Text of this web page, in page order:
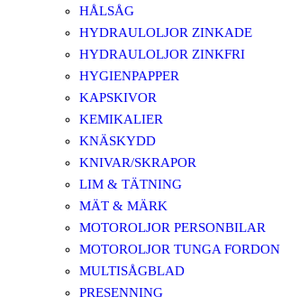
HÅLSÅG
HYDRAULOLJOR ZINKADE
HYDRAULOLJOR ZINKFRI
HYGIENPAPPER
KAPSKIVOR
KEMIKALIER
KNÄSKYDD
KNIVAR/SKRAPOR
LIM & TÄTNING
MÄT & MÄRK
MOTOROLJOR PERSONBILAR
MOTOROLJOR TUNGA FORDON
MULTISÅGBLAD
PRESENNING